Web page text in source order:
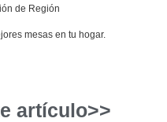
de Región
mesas en tu hogar.
artículo>>